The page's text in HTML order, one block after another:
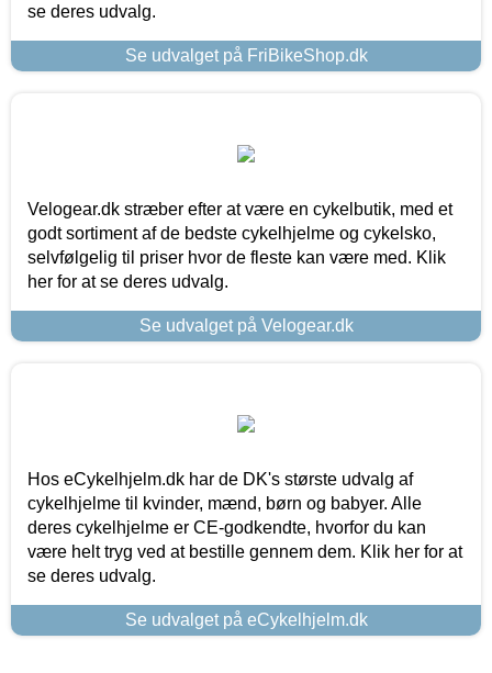
se deres udvalg.
Se udvalget på FriBikeShop.dk
Velogear.dk stræber efter at være en cykelbutik, med et
godt sortiment af de bedste cykelhjelme og cykelsko,
selvfølgelig til priser hvor de fleste kan være med. Klik
her for at se deres udvalg.
Se udvalget på Velogear.dk
Hos eCykelhjelm.dk har de DK's største udvalg af
cykelhjelme til kvinder, mænd, børn og babyer. Alle
deres cykelhjelme er CE-godkendte, hvorfor du kan
være helt tryg ved at bestille gennem dem. Klik her for at
se deres udvalg.
Se udvalget på eCykelhjelm.dk